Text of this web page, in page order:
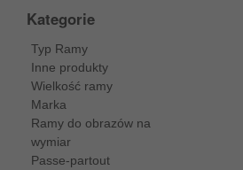
Kategorie
Typ Ramy
Inne produkty
Wielkość ramy
Marka
Ramy do obrazów na
wymiar
Passe-partout